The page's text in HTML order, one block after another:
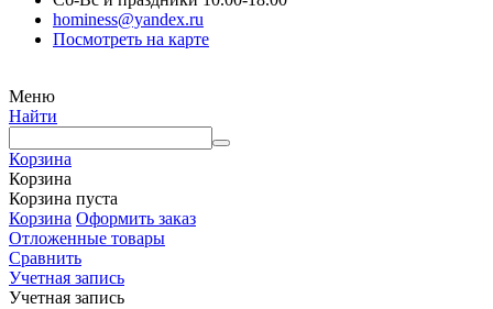
hominess@yandex.ru
Посмотреть на карте
Меню
Найти
Корзина
Корзина
Корзина пуста
Корзина Оформить заказ
Отложенные товары
Сравнить
Учетная запись
Учетная запись